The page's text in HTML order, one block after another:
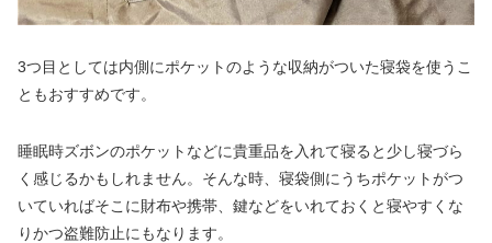
3つ目としては内側にポケットのような収納がついた寝袋を使うこ
ともおすすめです。
睡眠時ズボンのポケットなどに貴重品を入れて寝ると少し寝づら
く感じるかもしれません。そんな時、寝袋側にうちポケットがつ
いていればそこに財布や携帯、鍵などをいれておくと寝やすくな
りかつ盗難防止にもなります。